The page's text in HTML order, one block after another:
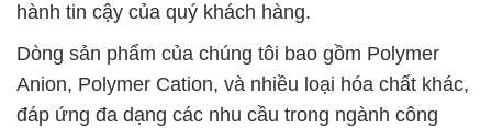
hành tin cậy của quý khách hàng.
Dòng sản phẩm của chúng tôi bao gồm Polymer
Anion, Polymer Cation, và nhiều loại hóa chất khác,
đáp ứng đa dạng các nhu cầu trong ngành công